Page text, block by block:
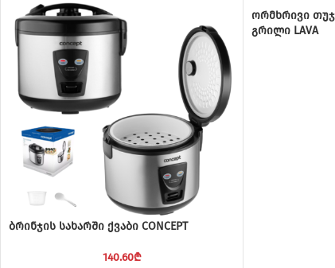
ბრინჯის სახარში ქვაბი CONCEPT
140.60₾
ორმხრივი
გრილი LAVA